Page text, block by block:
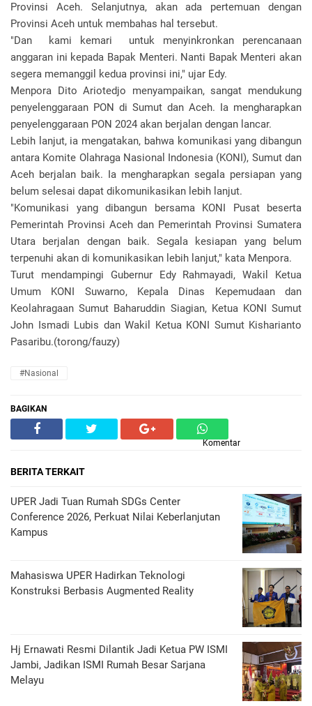
Provinsi Aceh. Selanjutnya, akan ada pertemuan dengan
Provinsi Aceh untuk membahas hal tersebut.
"Dan kami kemari untuk menyinkronkan perencanaan
anggaran ini kepada Bapak Menteri. Nanti Bapak Menteri akan
segera memanggil kedua provinsi ini," ujar Edy.
Menpora Dito Ariotedjo menyampaikan, sangat mendukung
penyelenggaraan PON di Sumut dan Aceh. Ia mengharapkan
penyelenggaraan PON 2024 akan berjalan dengan lancar.
Lebih lanjut, ia mengatakan, bahwa komunikasi yang dibangun
antara Komite Olahraga Nasional Indonesia (KONI), Sumut dan
Aceh berjalan baik. Ia mengharapkan segala persiapan yang
belum selesai dapat dikomunikasikan lebih lanjut.
"Komunikasi yang dibangun bersama KONI Pusat beserta
Pemerintah Provinsi Aceh dan Pemerintah Provinsi Sumatera
Utara berjalan dengan baik. Segala kesiapan yang belum
terpenuhi akan di komunikasikan lebih lanjut," kata Menpora.
Turut mendampingi Gubernur Edy Rahmayadi, Wakil Ketua
Umum KONI Suwarno, Kepala Dinas Kepemudaan dan
Keolahragaan Sumut Baharuddin Siagian, Ketua KONI Sumut
John Ismadi Lubis dan Wakil Ketua KONI Sumut Kisharianto
Pasaribu.(torong/fauzy)
#Nasional
BAGIKAN
Komentar
BERITA TERKAIT
UPER Jadi Tuan Rumah SDGs Center
Conference 2026, Perkuat Nilai Keberlanjutan
Kampus
Mahasiswa UPER Hadirkan Teknologi
Konstruksi Berbasis Augmented Reality
Hj Ernawati Resmi Dilantik Jadi Ketua PW ISMI
Jambi, Jadikan ISMI Rumah Besar Sarjana
Melayu